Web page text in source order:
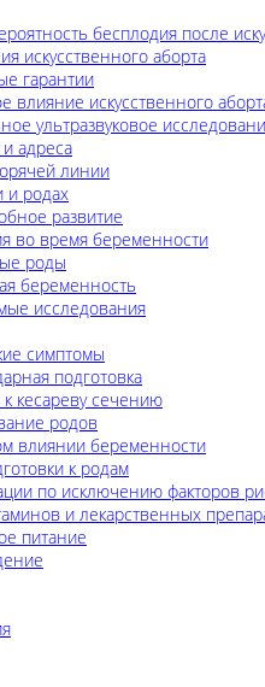
бесплодия после
искусственного аборта
гарантии
влияние искусственного
ультразвуковое
адреса
линии
и родах
развитие
во время беременности
роды
беременность
исследования
симптомы
подготовка
к кесареву сечению
родов
влиянии беременности
к родам
по исключению факторов
и лекарственных
питание